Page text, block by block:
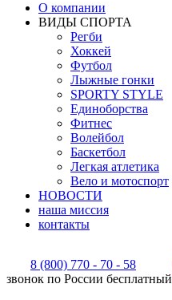
О компании
ВИДЫ СПОРТА
Регби
Хоккей
Футбол
Лыжные гонки
SPORTY STYLE
Единоборства
Фитнес
Волейбол
Баскетбол
Легкая атлетика
Вело и мотоспорт
НОВОСТИ
наша миссия
контакты
8 (800) 770 - 70 - 58
звонок по России бесплатный